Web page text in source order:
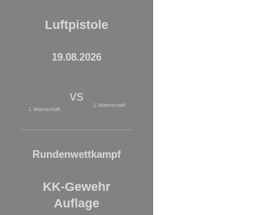
Luftpistole
19.08.2026
1. Mannschaft
vs
1. Mannschaft
Rundenwettkampf
KK-Gewehr
Auflage